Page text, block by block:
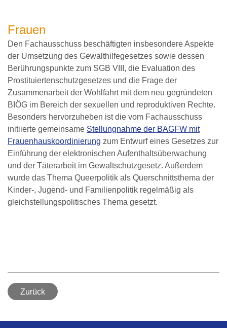
Frauen
Den Fachausschuss beschäftigten insbesondere Aspekte
der Umsetzung des Gewalthilfegesetzes sowie dessen
Berührungspunkte zum SGB VIII, die Evaluation des
Prostituiertenschutzgesetzes und die Frage der
Zusammenarbeit der Wohlfahrt mit dem neu gegründeten
BIÖG im Bereich der sexuellen und reproduktiven Rechte.
Besonders hervorzuheben ist die vom Fachausschuss
initiierte gemeinsame Stellungnahme der BAGFW mit
Frauenhauskoordinierung zum Entwurf eines Gesetzes zur
Einführung der elektronischen Aufenthaltsüberwachung
und der Täterarbeit im Gewaltschutzgesetz. Außerdem
wurde das Thema Queerpolitik als Querschnittsthema der
Kinder-, Jugend- und Familienpolitik regelmäßig als
gleichstellungspolitisches Thema gesetzt.
Zurück